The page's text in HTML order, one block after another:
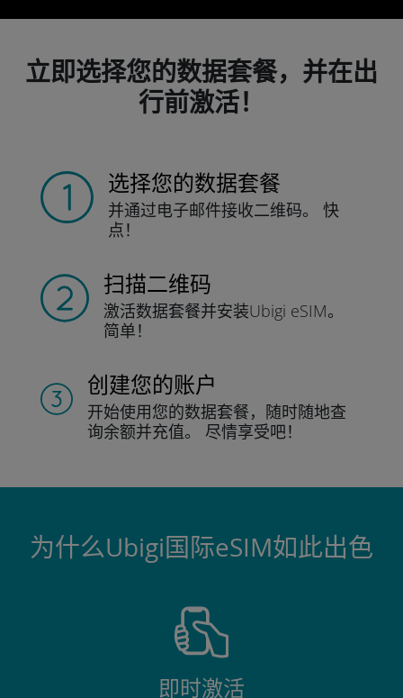
立即选择您的数据套餐，并在出
行前激活！
选择您的数据套餐
并通过电子邮件接收二维码。
快
点！
扫描二维码
激活数据套餐并安装Ubigi eSIM。
简单！
创建您的账户
开始使用您的数据套餐，随时随地查
询余额并充值。 尽情享受吧！
为什么Ubigi国际eSIM如此出色
即时激活